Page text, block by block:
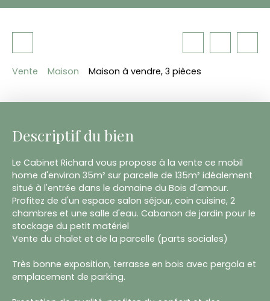
Vente Maison Maison à vendre, 3 pièces
Descriptif du bien
Le Cabinet Richard vous propose à la vente ce mobil
home d'environ 35m² sur parcelle de 135m² idéalement
situé à l'entrée dans le domaine du Bois d'amour.
Profitez de d'un espace salon séjour, coin cuisine, 2
chambres et une salle d'eau. Cabanon de jardin pour le
stockage du petit matériel
Vente du chalet et de la parcelle (parts sociales)
Très bonne exposition, terrasse en bois avec pergola et
emplacement de parking.